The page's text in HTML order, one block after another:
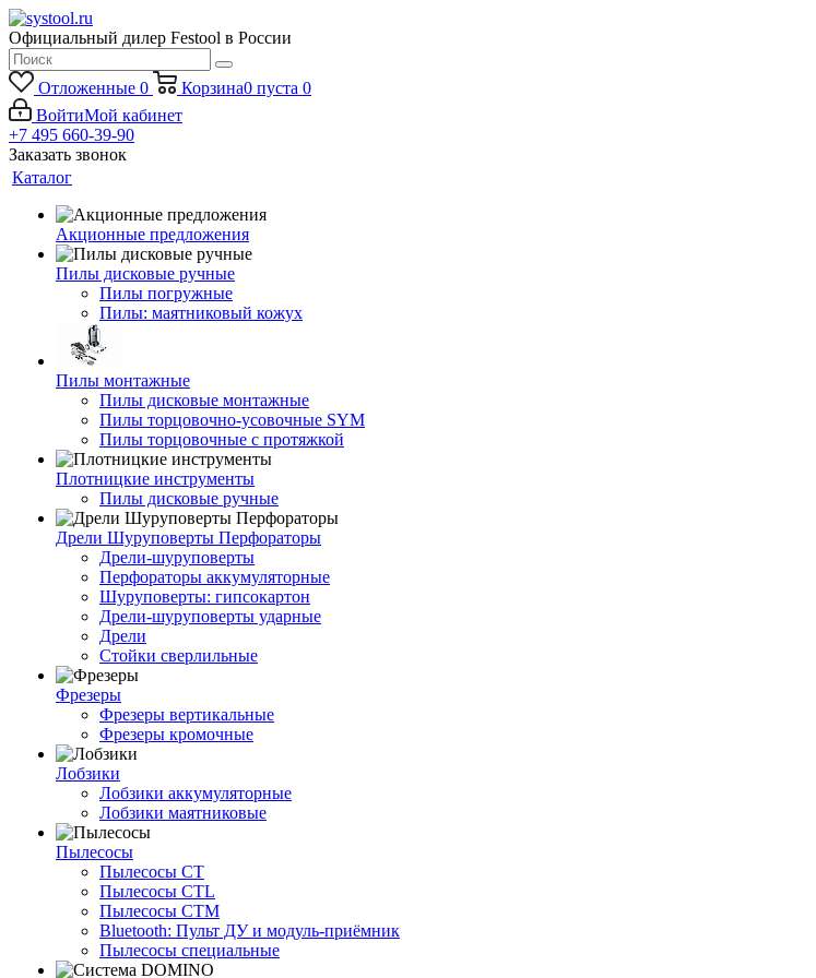
Официальный дилер Festool в России
Отложенные 0 Корзина0 пуста 0
ВойтиМой кабинет
+7 495 660-39-90
Заказать звонок
Каталог
Акционные предложения
Пилы дисковые ручные
Пилы погружные
Пилы: маятниковый кожух
Пилы монтажные
Пилы дисковые монтажные
Пилы торцовочно-усовочные SYM
Пилы торцовочные с протяжкой
Плотницкие инструменты
Пилы дисковые ручные
Дрели Шуруповерты Перфораторы
Дрели-шуруповерты
Перфораторы аккумуляторные
Шуруповерты: гипсокартон
Дрели-шуруповерты ударные
Дрели
Стойки сверлильные
Фрезеры
Фрезеры вертикальные
Фрезеры кромочные
Лобзики
Лобзики аккумуляторные
Лобзики маятниковые
Пылесосы
Пылесосы CT
Пылесосы CTL
Пылесосы CTM
Bluetooth: Пульт ДУ и модуль-приёмник
Пылесосы специальные